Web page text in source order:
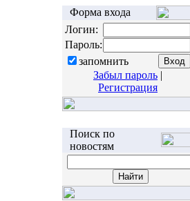
Форма входа
Логин:
Пароль:
запомнить
Забыл пароль |
Регистрация
Поиск по
новостям